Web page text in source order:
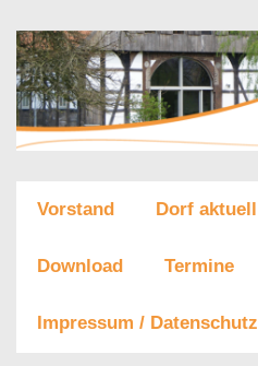
Zum
Inhalt
Main
Vorstand Dorf aktuell
Download Termine
Impressum / Datenschutz